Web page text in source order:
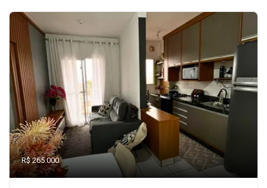
R$ 265.000